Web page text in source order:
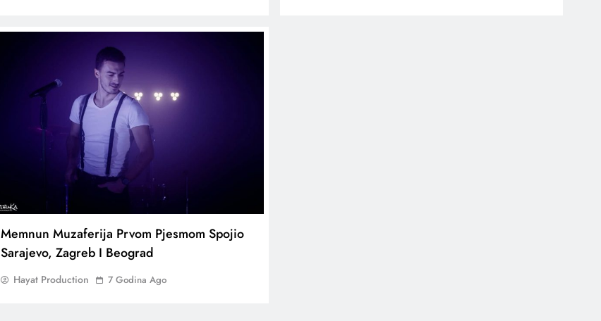
Memnun Muzaferija Prvom Pjesmom Spojio
Sarajevo, Zagreb I Beograd
Hayat Production 7 Godina Ago